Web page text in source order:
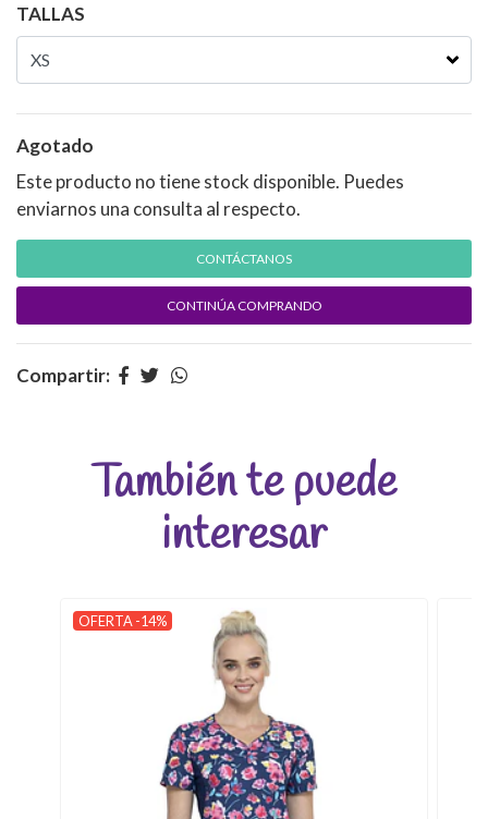
TALLAS
Agotado
Este producto no tiene stock disponible. Puedes
enviarnos una consulta al respecto.
CONTÁCTANOS
CONTINÚA COMPRANDO
Compartir:
También te puede
interesar
OFERTA -14%